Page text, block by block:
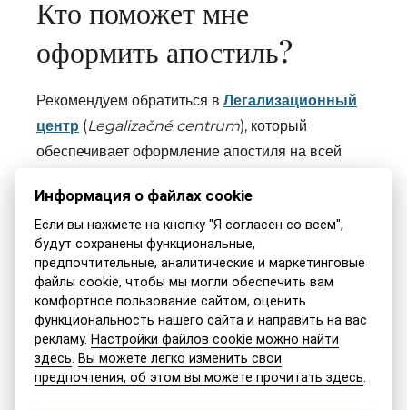
Кто поможет мне
оформить апостиль?
Рекомендуем обратиться в Легализационный
центр (Legalizačné centrum), который
обеспечивает оформление апостиля на всей
документах:
Legalizačné centrum
Pluhová 17
831 03 Bratislava (Словацкая Республика)
Email:office@legalizacnecentrum.sk
Тел.:0907 999 909, +421 2 4333 3509
Информация о файлах cookie
Если вы нажмете на кнопку "Я согласен со всем",
будут сохранены функциональные,
предпочтительные, аналитические и маркетинговые
файлы cookie, чтобы мы могли обеспечить вам
комфортное пользование сайтом, оценить
функциональность нашего сайта и направить на вас
рекламу. Настройки файлов cookie можно найти
здесь. Вы можете легко изменить свои
предпочтения, об этом вы можете прочитать здесь.